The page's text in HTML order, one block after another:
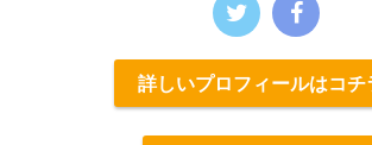
詳しいプロフィールはコチ